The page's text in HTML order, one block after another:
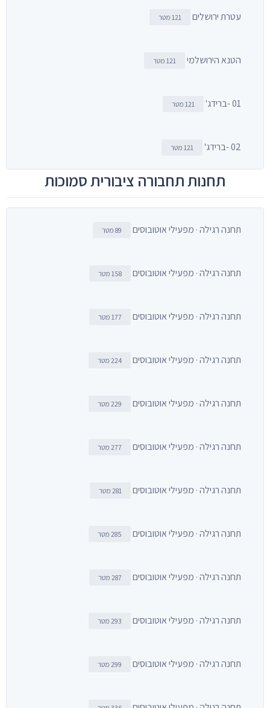
עטרת ירושלים 121 מטר
הטנא הירושלמי 121 מטר
01 -ברידג' 121 מטר
02 -ברידג' 121 מטר
תחנות תחבורה ציבורית סמוכות
תחנה רגילה · מפעילי אוטובוסים 89 מטר
תחנה רגילה · מפעילי אוטובוסים 158 מטר
תחנה רגילה · מפעילי אוטובוסים 177 מטר
תחנה רגילה · מפעילי אוטובוסים 224 מטר
תחנה רגילה · מפעילי אוטובוסים 229 מטר
תחנה רגילה · מפעילי אוטובוסים 277 מטר
תחנה רגילה · מפעילי אוטובוסים 281 מטר
תחנה רגילה · מפעילי אוטובוסים 285 מטר
תחנה רגילה · מפעילי אוטובוסים 287 מטר
תחנה רגילה · מפעילי אוטובוסים 293 מטר
תחנה רגילה · מפעילי אוטובוסים 299 מטר